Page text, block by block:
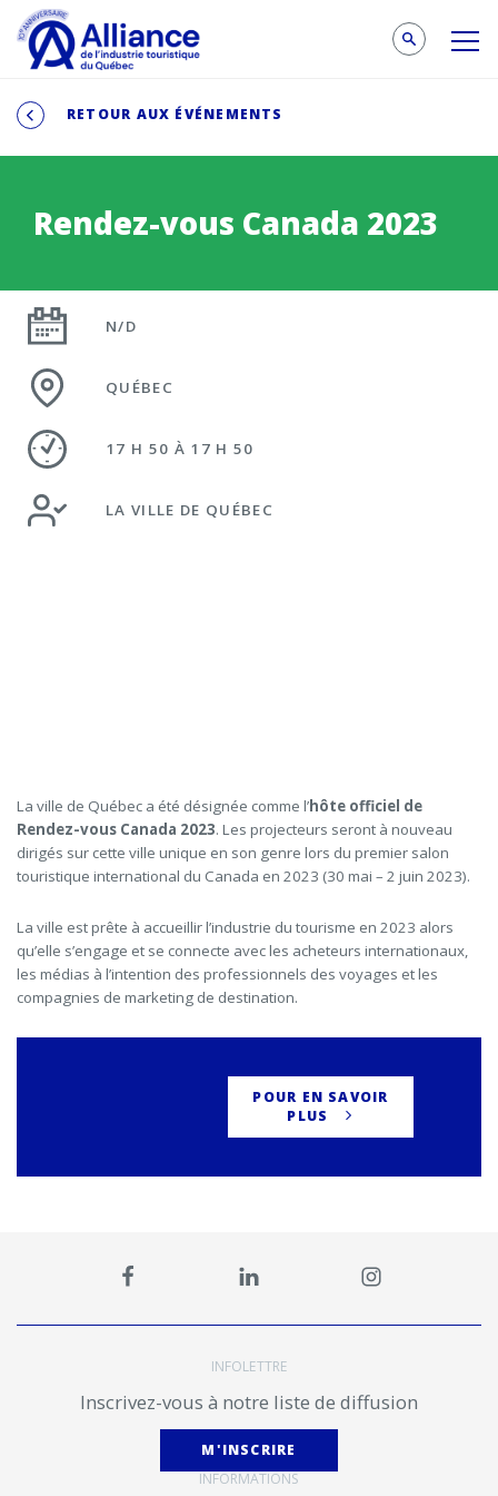
RETOUR AUX ÉVÉNEMENTS
Rendez-vous Canada 2023
N/D
QUÉBEC
17 H 50 À 17 H 50
LA VILLE DE QUÉBEC
La ville de Québec a été désignée comme l’hôte officiel de
Rendez-vous Canada 2023. Les projecteurs seront à nouveau
dirigés sur cette ville unique en son genre lors du premier salon
touristique international du Canada en 2023 (30 mai – 2 juin 2023).
La ville est prête à accueillir l’industrie du tourisme en 2023 alors
qu’elle s’engage et se connecte avec les acheteurs internationaux,
les médias à l’intention des professionnels des voyages et les
compagnies de marketing de destination.
POUR EN SAVOIR
PLUS
INFOLETTRE
Inscrivez-vous à notre liste de diffusion
M'INSCRIRE
INFORMATIONS